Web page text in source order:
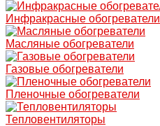
Инфракрасные обогреватели
Масляные обогреватели
Газовые обогреватели
Пленочные обогреватели
Тепловентиляторы